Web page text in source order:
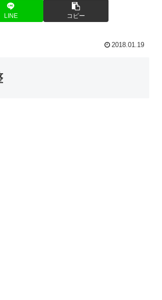
LINE コピー
2018.01.19